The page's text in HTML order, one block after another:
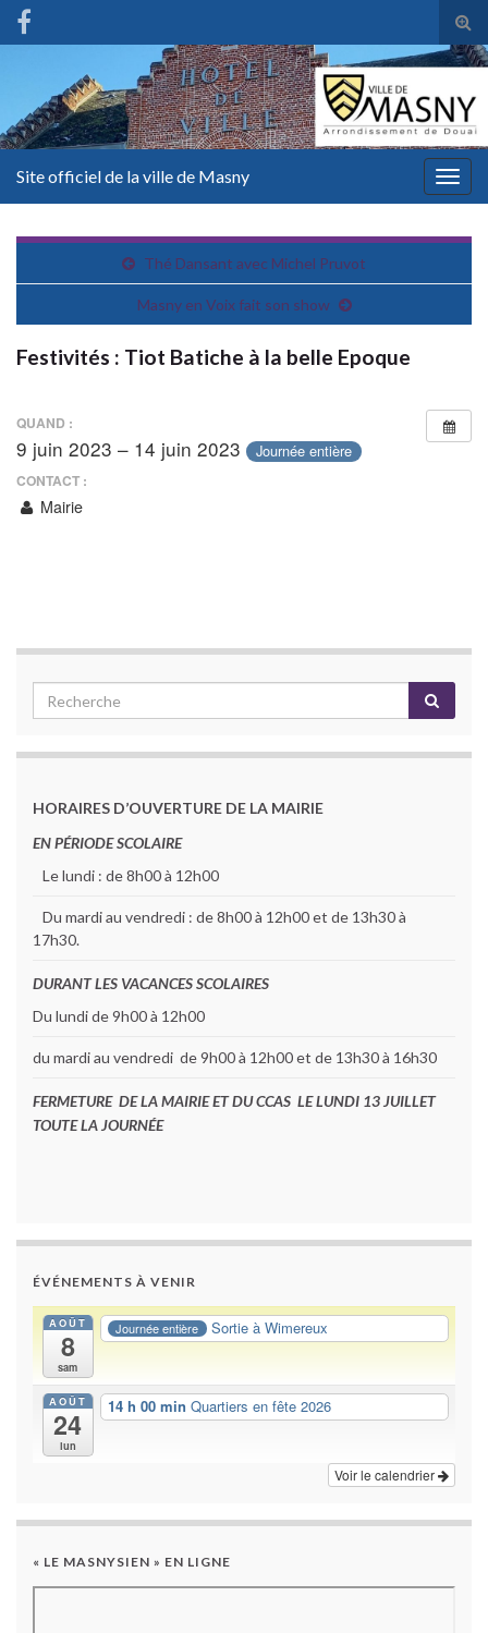
Site officiel de la ville de Masny
Thé Dansant avec Michel Pruvot
Masny en Voix fait son show
Festivités : Tiot Batiche à la belle Epoque
QUAND :
9 juin 2023 – 14 juin 2023 Journée entière
CONTACT :
Mairie
HORAIRES D’OUVERTURE DE LA MAIRIE
EN PÉRIODE SCOLAIRE
Le lundi : de 8h00 à 12h00
Du mardi au vendredi : de 8h00 à 12h00 et de 13h30 à
17h30.
DURANT LES VACANCES SCOLAIRES
Du lundi de 9h00 à 12h00
du mardi au vendredi de 9h00 à 12h00 et de 13h30 à 16h30
FERMETURE DE LA MAIRIE ET DU CCAS LE LUNDI 13 JUILLET
TOUTE LA JOURNÉE
ÉVÉNEMENTS À VENIR
AOÛT
8
sam
Journée entière Sortie à Wimereux
AOÛT
24
lun
14 h 00 min Quartiers en fête 2026
Voir le calendrier
« LE MASNYSIEN » EN LIGNE